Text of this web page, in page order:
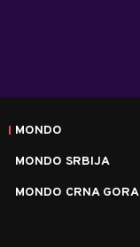
MONDO
MONDO SRBIJA
MONDO CRNA GORA